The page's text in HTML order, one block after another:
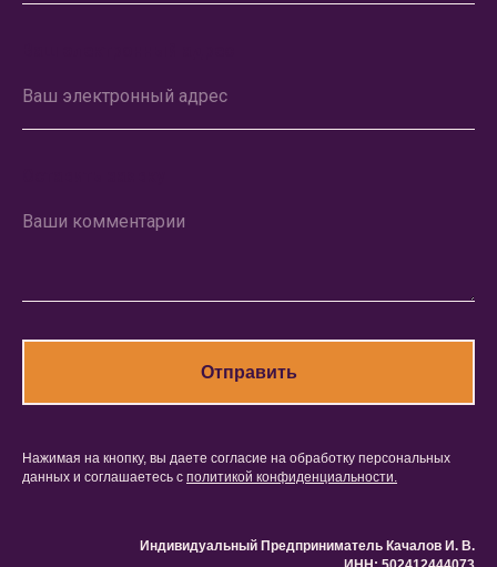
Ваш электронный адрес
Ваши комментарии
Отправить
Нажимая на кнопку, вы даете согласие на обработку персональных
данных и соглашаетесь c политикой конфиденциальности.
Индивидуальный Предприниматель Качалов И. В.